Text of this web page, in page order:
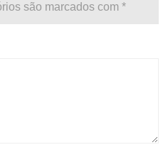
são marcados com *